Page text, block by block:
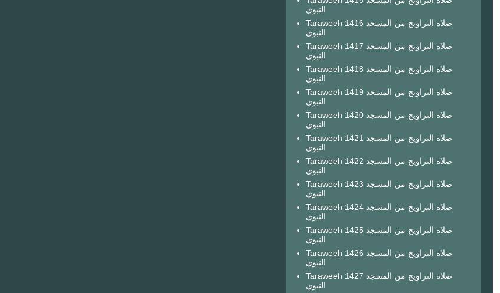
النبوي
Taraweeh 1416 صلاة التراويح من المسجد
النبوي
Taraweeh 1417 صلاة التراويح من المسجد
النبوي
Taraweeh 1418 صلاة التراويح من المسجد
النبوي
Taraweeh 1419 صلاة التراويح من المسجد
النبوي
Taraweeh 1420 صلاة التراويح من المسجد
النبوي
Taraweeh 1421 صلاة التراويح من المسجد
النبوي
Taraweeh 1422 صلاة التراويح من المسجد
النبوي
Taraweeh 1423 صلاة التراويح من المسجد
النبوي
Taraweeh 1424 صلاة التراويح من المسجد
النبوي
Taraweeh 1425 صلاة التراويح من المسجد
النبوي
Taraweeh 1426 صلاة التراويح من المسجد
النبوي
Taraweeh 1427 صلاة التراويح من المسجد
النبوي